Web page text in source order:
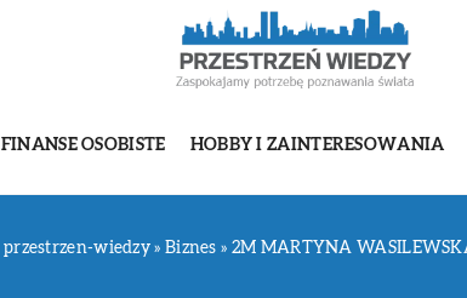
FINANSE OSOBISTE HOBBY I ZAINTERESOWANIA
przestrzen-wiedzy » Biznes » 2M MARTYNA